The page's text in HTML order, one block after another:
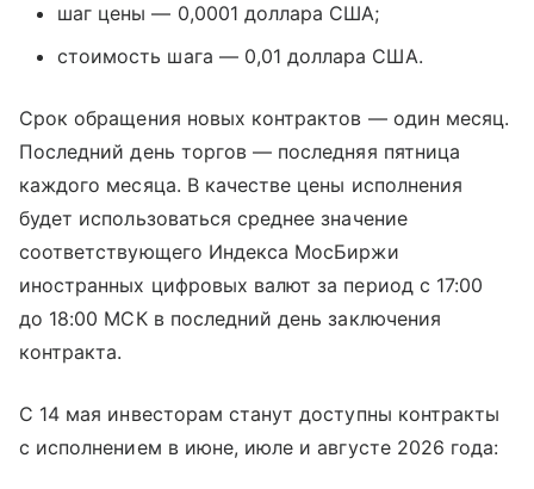
шаг цены — 0,0001 доллара США;
стоимость шага — 0,01 доллара США.
Срок обращения новых контрактов — один месяц.
Последний день торгов — последняя пятница
каждого месяца. В качестве цены исполнения
будет использоваться среднее значение
соответствующего Индекса МосБиржи
иностранных цифровых валют за период с 17:00
до 18:00 МСК в последний день заключения
контракта.
С 14 мая инвесторам станут доступны контракты
с исполнением в июне, июле и августе 2026 года: